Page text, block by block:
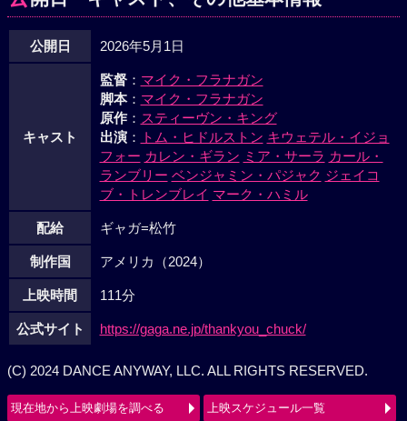
公開日 2026年5月1日
キャスト
監督：マイク・フラナガン
脚本：マイク・フラナガン
原作：スティーヴン・キング
出演：トム・ヒドルストン キウェテル・イジョ
フォー カレン・ギラン ミア・サーラ カール・
ランブリー ベンジャミン・パジャク ジェイコ
ブ・トレンブレイ マーク・ハミル
配給 ギャガ=松竹
制作国 アメリカ（2024）
上映時間 111分
公式サイト https://gaga.ne.jp/thankyou_chuck/
(C) 2024 DANCE ANYWAY, LLC. ALL RIGHTS RESERVED.
現在地から上映劇場を調べる 上映スケジュール一覧